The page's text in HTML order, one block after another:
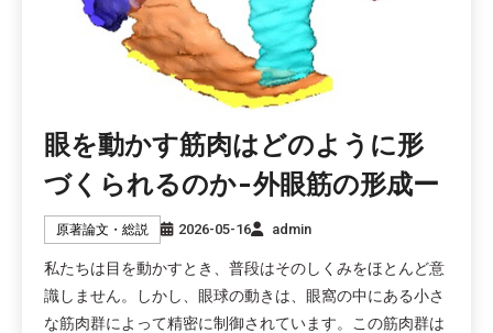
眼を動かす筋肉はどのように形
づくられるのか-外眼筋の形成ー
原著論文・総説 2026-05-16 admin
私たちは目を動かすとき、普段はそのしくみをほとんど意
識しません。しかし、眼球の動きは、眼窩の中にある小さ
な筋肉群によって精密に制御されています。この筋肉群は